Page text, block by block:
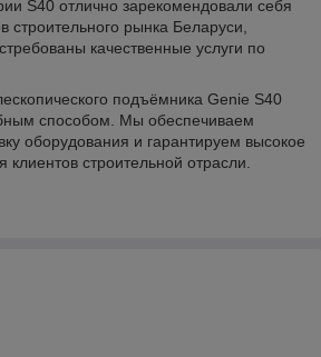
S40 отлично зарекомендовали себя
рынка Беларуси,
качественные услуги по
подъёмника Genie S40
способом. Мы обеспечиваем
оборудования и гарантируем высокое
клиентов строительной отрасли.